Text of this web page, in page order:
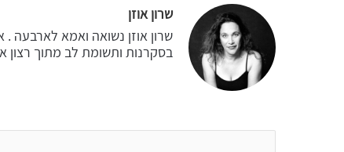
שרון אוזן
שרון אוזן נשואה ואמא לארבעה
בסקרנות ותשומת לב מתוך רצון